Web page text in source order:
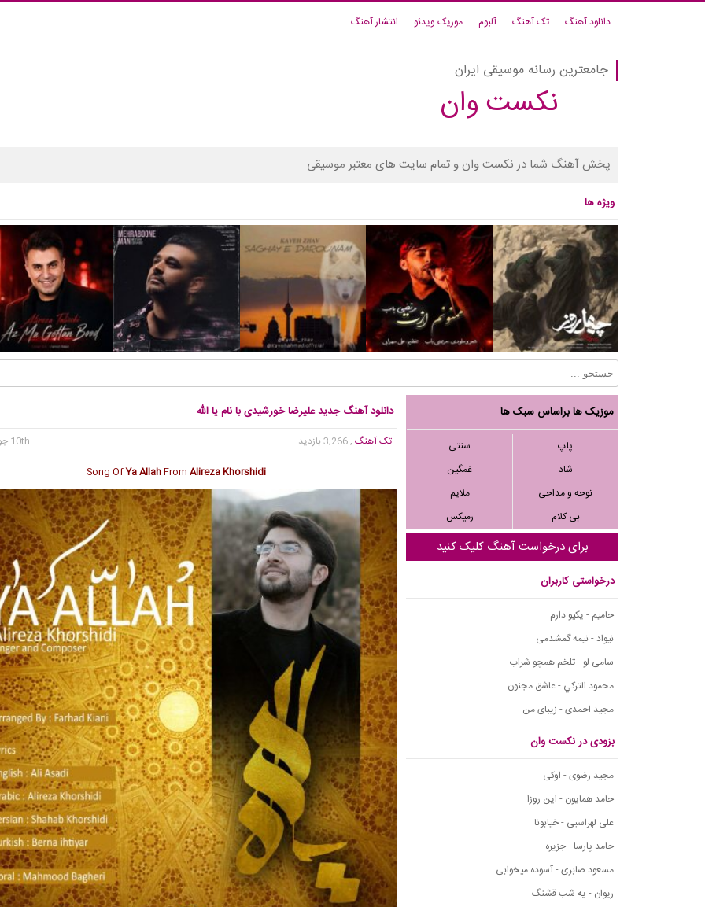
دانلود آهنگ تک آهنگ آلبوم موزیک ویدئو انتشار آهنگ
جامعترین رسانه موسیقی ایران
نکست وان
پخش آهنگ شما در نکست وان و تمام سایت های معتبر موسیقی
ویژه ها
موزیک ها براساس سبک ها
پاپ
سنتی
شاد
غمگین
نوحه و مداحی
ملایم
بی کلام
رمیکس
برای درخواست آهنگ کلیک کنید
درخواستی کاربران
حامیم - یکیو دارم
نیواد - نیمه گمشدمی
سامی لو - تلخم همچو شراب
محمود التركي - عاشق مجنون
مجید احمدی - زیبای من
بزودی در نکست وان
مجید رضوی - اوکی
حامد همایون - این روزا
علی لهراسبی - خیابونا
حامد پارسا - جزیره
مسعود صابری - آسوده میخوابی
ریوان - یه شب قشنگ
دانلود آهنگ جدید علیرضا خورشیدی با نام یا الله
تک آهنگ, 3,266 بازدید
10th جولای 2016
Song OfYa AllahFromAlireza Khorshidi